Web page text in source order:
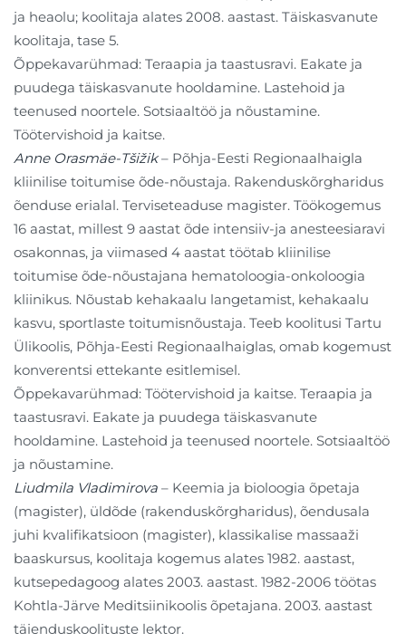
ja heaolu; koolitaja alates 2008. aastast. Täiskasvanute
koolitaja, tase 5.
Õppekavarühmad: Teraapia ja taastusravi. Eakate ja
puudega täiskasvanute hooldamine. Lastehoid ja
teenused noortele. Sotsiaaltöö ja nõustamine.
Töötervishoid ja kaitse.
Anne Orasmäe-Tšižik– Põhja-Eesti Regionaalhaigla
kliinilise toitumise õde-nõustaja. Rakenduskõrgharidus
õenduse erialal. Terviseteaduse magister. Töökogemus
16 aastat, millest 9 aastat õde intensiiv-ja anesteesiaravi
osakonnas, ja viimased 4 aastat töötab kliinilise
toitumise õde-nõustajana hematoloogia-onkoloogia
kliinikus. Nõustab kehakaalu langetamist, kehakaalu
kasvu, sportlaste toitumisnõustaja. Teeb koolitusi Tartu
Ülikoolis, Põhja-Eesti Regionaalhaiglas, omab kogemust
konverentsi ettekante esitlemisel.
Õppekavarühmad: Töötervishoid ja kaitse. Teraapia ja
taastusravi. Eakate ja puudega täiskasvanute
hooldamine. Lastehoid ja teenused noortele. Sotsiaaltöö
ja nõustamine.
Liudmila Vladimirova – Keemia ja bioloogia õpetaja
(magister), üldõde (rakenduskõrgharidus), õendusala
juhi kvalifikatsioon (magister), klassikalise massaaži
baaskursus, koolitaja kogemus alates 1982. aastast,
kutsepedagoog alates 2003. aastast. 1982-2006 töötas
Kohtla-Järve Meditsiinikoolis õpetajana. 2003. aastast
täienduskoolituste lektor.